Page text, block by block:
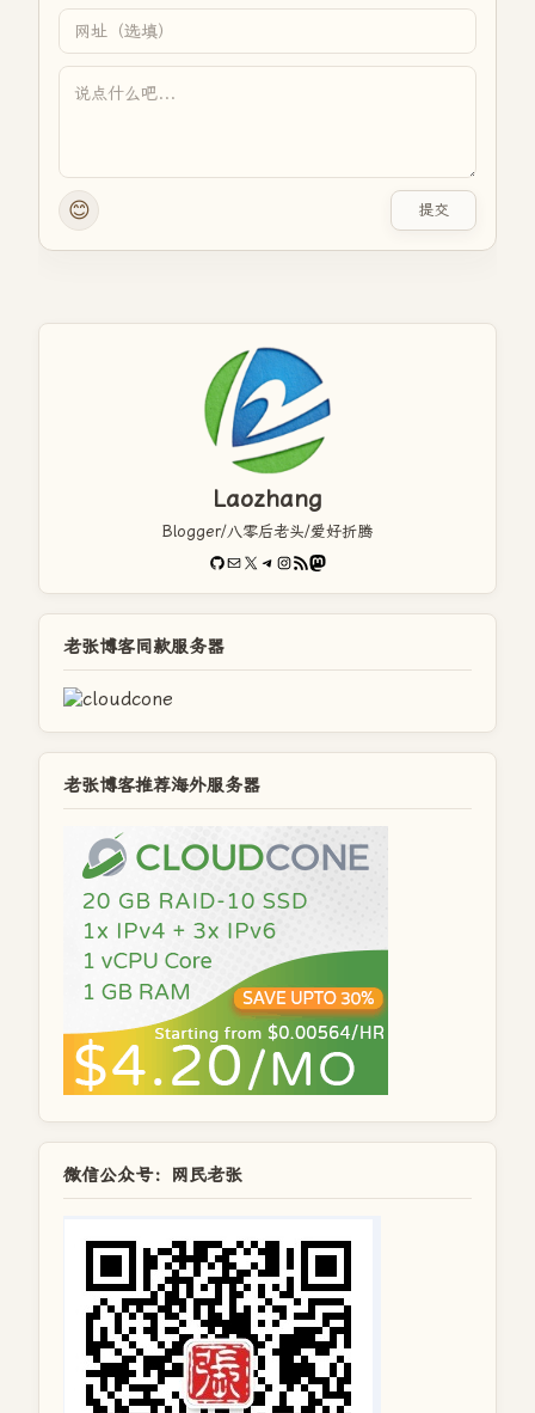
😊 提交
Laozhang
Blogger/八零后老头/爱好折腾
GitHub
电子邮件X Telegram
Instagram
RSS FeedMastodon
老张博客同款服务器
老张博客推荐海外服务器
微信公众号：网民老张